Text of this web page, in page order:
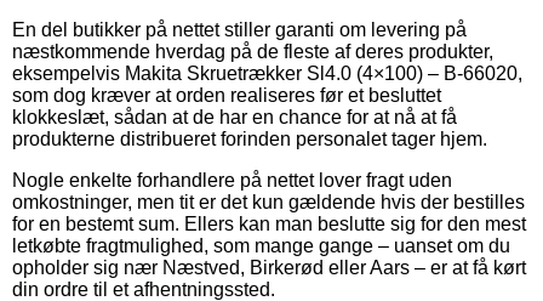
En del butikker på nettet stiller garanti om levering på
næstkommende hverdag på de fleste af deres produkter,
eksempelvis Makita Skruetrækker Sl4.0 (4×100) – B-66020,
som dog kræver at orden realiseres før et besluttet
klokkeslæt, sådan at de har en chance for at nå at få
produkterne distribueret forinden personalet tager hjem.
Nogle enkelte forhandlere på nettet lover fragt uden
omkostninger, men tit er det kun gældende hvis der bestilles
for en bestemt sum. Ellers kan man beslutte sig for den mest
letkøbte fragtmulighed, som mange gange – uanset om du
opholder sig nær Næstved, Birkerød eller Aars – er at få kørt
din ordre til et afhentningssted.